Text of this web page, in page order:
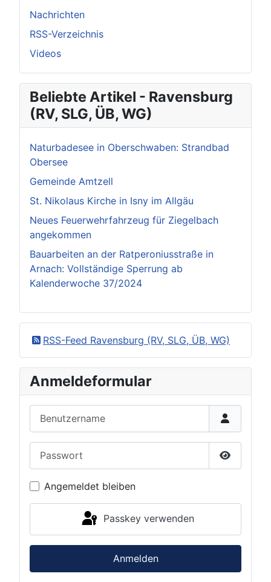
Nachrichten
RSS-Verzeichnis
Videos
Beliebte Artikel - Ravensburg
(RV, SLG, ÜB, WG)
Naturbadesee in Oberschwaben: Strandbad
Obersee
Gemeinde Amtzell
St. Nikolaus Kirche in Isny im Allgäu
Neues Feuerwehrfahrzeug für Ziegelbach
angekommen
Bauarbeiten an der Ratperoniusstraße in
Arnach: Vollständige Sperrung ab
Kalenderwoche 37/2024
RSS-Feed Ravensburg (RV, SLG, ÜB, WG)
Anmeldeformular
Passwort
Angemeldet bleiben
Passkey verwenden
Anmelden